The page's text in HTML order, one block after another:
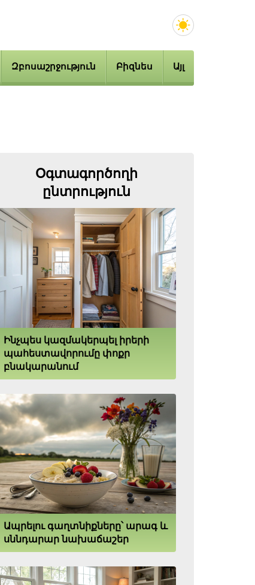
Զբոսաշրջություն Բիզնես Այլ
Օգտագործողի
ընտրություն
Ինչպես կազմակերպել իրերի
պահեստավորումը փոքր
բնակարանում
Ապրելու գաղտնիքները՝ արագ և
սննդարար նախաճաշեր